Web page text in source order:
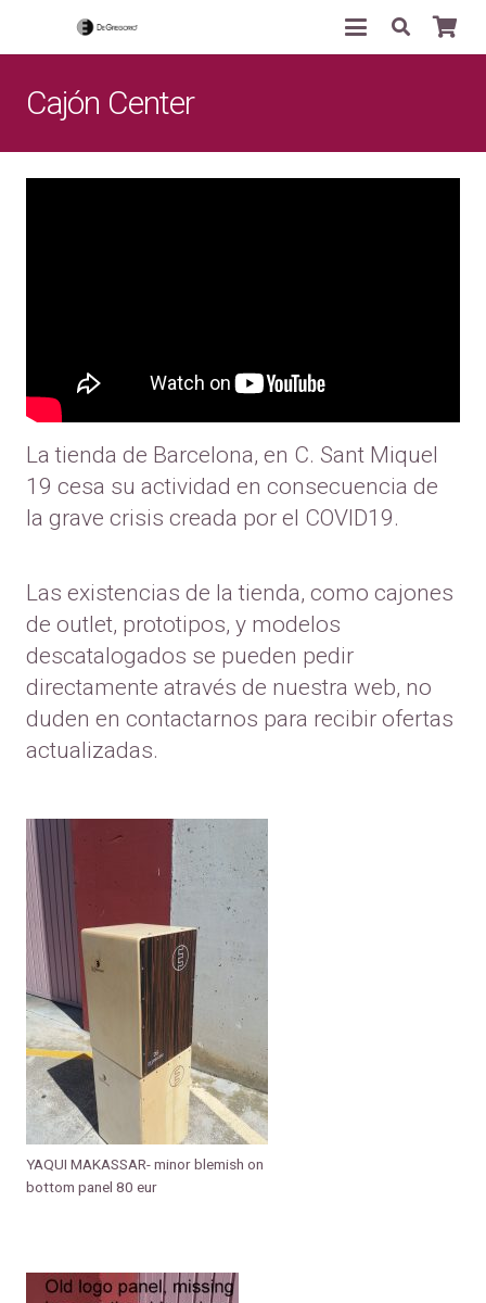
Cajón Center
La tienda de Barcelona, en C. Sant Miquel
19 cesa su actividad en consecuencia de
la grave crisis creada por el COVID19.
Las existencias de la tienda, como cajones
de outlet, prototipos, y modelos
descatalogados se pueden pedir
directamente através de nuestra web, no
duden en contactarnos para recibir ofertas
actualizadas.
YAQUI MAKASSAR- minor blemish on
bottom panel 80 eur